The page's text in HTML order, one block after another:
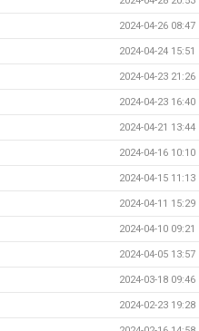
2024-04-26 08:47
2024-04-24 15:51
2024-04-23 21:26
2024-04-23 16:40
2024-04-21 13:44
2024-04-16 10:10
2024-04-15 11:13
2024-04-11 15:29
2024-04-10 09:21
2024-04-05 13:57
2024-03-18 09:46
2024-02-23 19:28